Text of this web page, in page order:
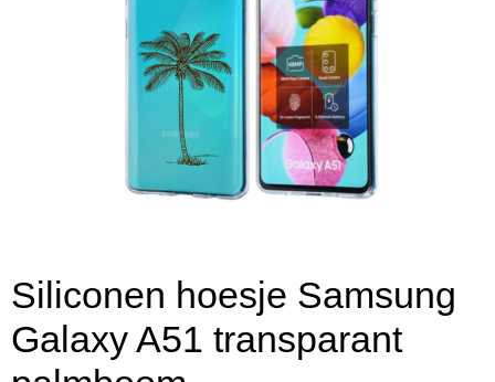
Siliconen hoesje Samsung
Galaxy A51 transparant